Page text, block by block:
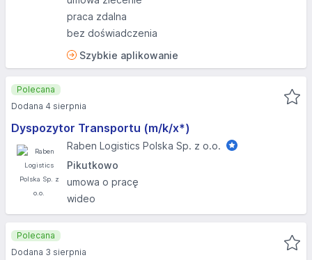
praca zdalna
bez doświadczenia
Szybkie aplikowanie
Dyspozytor Transportu (m/k/x*)
Raben Logistics Polska Sp. z o.o.
Pikutkowo
umowa o pracę
wideo
Polecana
Dodana 4 sierpnia
Polecana
Dodana 3 sierpnia